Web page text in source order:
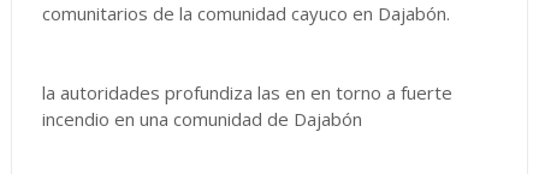
comunitarios de la comunidad cayuco en Dajabón.
la autoridades profundiza las en en torno a fuerte
incendio en una comunidad de Dajabón